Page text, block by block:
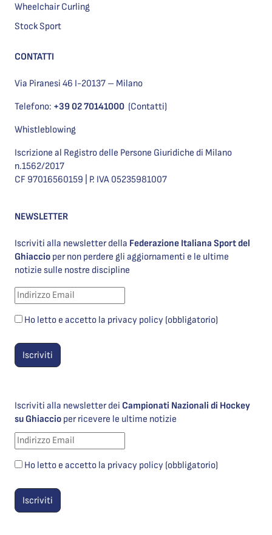
Wheelchair Curling
Stock Sport
CONTATTI
Via Piranesi 46 I-20137 – Milano
Telefono: +39 02 70141000 (Contatti)
Whistleblowing
Iscrizione al Registro delle Persone Giuridiche di Milano
n.1562/2017
CF 97016560159 | P. IVA 05235981007
NEWSLETTER
Iscriviti alla newsletter della Federazione Italiana Sport del
Ghiaccio per non perdere gli aggiornamenti e le ultime
notizie sulle nostre discipline
Ho letto e accetto la privacy policy (obbligatorio)
Iscriviti alla newsletter dei Campionati Nazionali di Hockey
su Ghiaccio per ricevere le ultime notizie
Ho letto e accetto la privacy policy (obbligatorio)